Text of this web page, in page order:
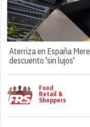
Aterriza en España
descuento 'sin lujos'
Food
Retail &
Shoppers